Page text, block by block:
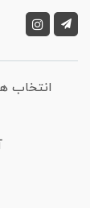
انتخاب